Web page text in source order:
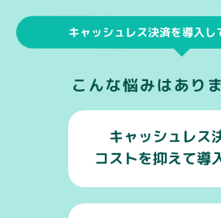
キャッシュレス決済を導入
こんな悩みはあり
キャッシュレス
コストを抑えて導